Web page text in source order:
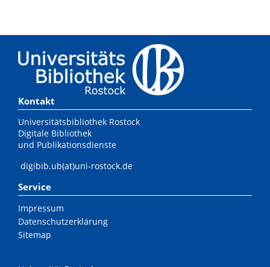
Kontakt
Universitätsbibliothek Rostock
Digitale Bibliothek
und Publikationsdienste
digibib.ub(at)uni-rostock.de
Service
Impressum
Datenschutzerklärung
Sitemap